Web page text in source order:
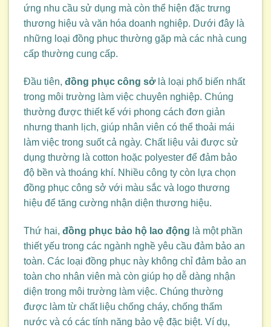
ứng nhu cầu sử dụng mà còn thể hiện đặc trưng
thương hiệu và văn hóa doanh nghiệp. Dưới đây là
những loại đồng phục thường gặp mà các nhà cung
cấp thường cung cấp.
Đầu tiên, đồng phục công sởlà loại phổ biến nhất
trong môi trường làm việc chuyên nghiệp. Chúng
thường được thiết kế với phong cách đơn giản
nhưng thanh lịch, giúp nhân viên có thể thoải mái
làm việc trong suốt cả ngày. Chất liệu vải được sử
dụng thường là cotton hoặc polyester để đảm bảo
độ bền và thoáng khí. Nhiều công ty còn lựa chọn
đồng phục công sở với màu sắc và logo thương
hiệu để tăng cường nhận diện thương hiệu.
Thứ hai, đồng phục bảo hộ lao động là một phần
thiết yếu trong các ngành nghề yêu cầu đảm bảo an
toàn. Các loại đồng phục này không chỉ đảm bảo an
toàn cho nhân viên mà còn giúp họ dễ dàng nhận
diện trong môi trường làm việc. Chúng thường
được làm từ chất liệu chống cháy, chống thấm
nước và có các tính năng bảo vệ đặc biệt. Ví dụ,